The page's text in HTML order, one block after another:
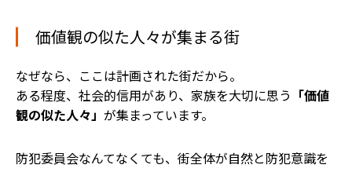
価値観の似た人々が集まる街
なぜなら、ここは計画された街だから。
ある程度、社会的信用があり、家族を大切に思う 「価値
観の似た人々」 が集まっています。
防犯委員会なんてなくても、街全体が自然と防犯意識を